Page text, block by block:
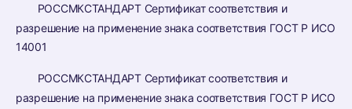
РОССМКСТАНДАРТ Сертификат соответствия и
разрешение на применение знака соответствия ГОСТ Р ИСО
14001
РОССМКСТАНДАРТ Сертификат соответствия и
разрешение на применение знака соответствия ГОСТ Р ИСО